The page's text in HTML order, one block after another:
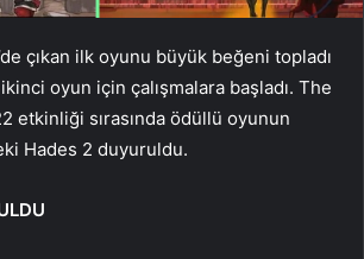
çıkan ilk oyunu büyük beğeni topladı
oyun için çalışmalara başladı. The
etkinliği sırasında ödüllü oyunun
Hades 2 duyuruldu.